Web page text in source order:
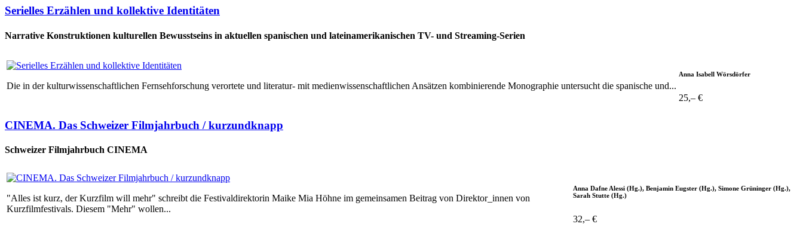
Serielles Erzählen und kollektive Identitäten
Narrative Konstruktionen kulturellen Bewusstseins in aktuellen spanischen und lateinamerikanischen TV- und Streaming-Serien
Die in der kulturwissenschaftlichen Fernsehforschung verortete und literatur- mit medienwissenschaftlichen Ansätzen kombinierende Monographie untersucht die spanische und...
Anna Isabell Wörsdörfer
25,– €
CINEMA. Das Schweizer Filmjahrbuch / kurzundknapp
Schweizer Filmjahrbuch CINEMA
"Alles ist kurz, der Kurzfilm will mehr" schreibt die Festivaldirektorin Maike Mia Höhne im gemeinsamen Beitrag von Direktor_innen von
Kurzfilmfestivals. Diesem "Mehr" wollen...
Anna Dafne Alessi (Hg.), Benjamin Eugster (Hg.), Simone Grüninger (Hg.),
Sarah Stutte (Hg.)
32,– €